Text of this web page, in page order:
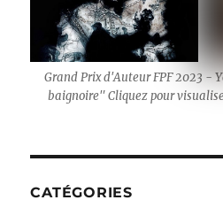
Grand Prix d'Auteur FPF 2023 -
baignoire" Cliquez pour
CATÉGORIES